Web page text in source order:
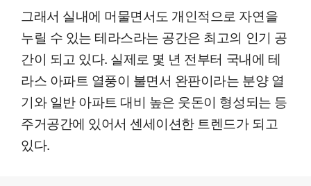
그래서 실내에 머물면서도 개인적으로 자연을
누릴 수 있는 테라스라는 공간은 최고의 인기 공
간이 되고 있다. 실제로 몇 년 전부터 국내에 테
라스 아파트 열풍이 불면서 완판이라는 분양 열
기와 일반 아파트 대비 높은 웃돈이 형성되는 등
주거공간에 있어서 센세이션한 트렌드가 되고
있다.